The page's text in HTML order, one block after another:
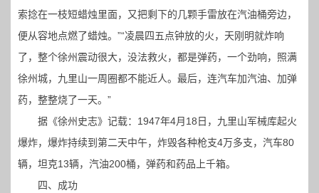
索捻在一枝短蜡烛里面，又把剩下的几颗手雷放在汽油桶旁边，
便从容地点燃了蜡烛。”“凌晨四五点钟放的火，天刚明就炸响
了，整个徐州震动很大，没法救火，都是弹药，一个劲响，照满
徐州城，九里山一周圈都不能近人。最后，连汽车加汽油、加弹
药，整整烧了一天。”
据《徐州史志》记载：1947年4月18日，九里山军械库起火
爆炸，爆炸持续到第二天中午，炸毁各种枪支4万多支，汽车80
辆，坦克13辆，汽油200桶，弹药和药品上千箱。
四、成功